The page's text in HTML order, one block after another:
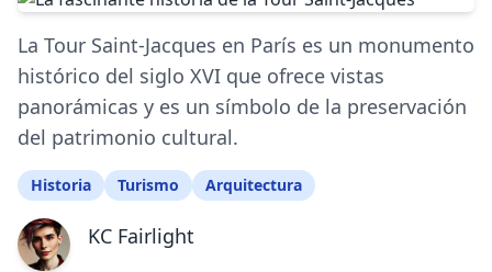
La Tour Saint-Jacques en París es un monumento
histórico del siglo XVI que ofrece vistas
panorámicas y es un símbolo de la preservación
del patrimonio cultural.
Historia Turismo Arquitectura
KC Fairlight